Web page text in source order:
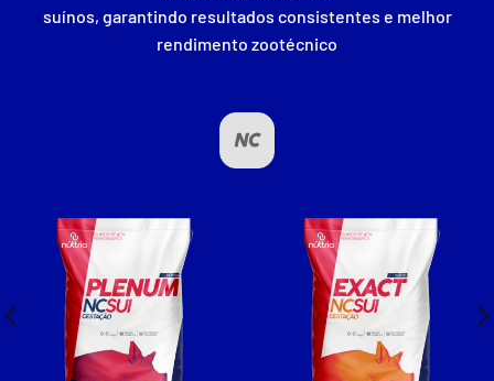
suínos, garantindo resultados consistentes e melhor
rendimento zootécnico